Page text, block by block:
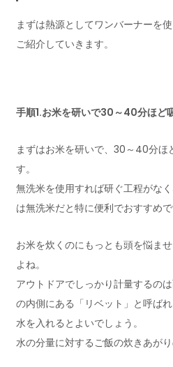
まずは熱源としてワンバーナーを
ご紹介していきます。
手順1.お米を研いで30～40分ほど
まずはお米を研いで、30～40分ほ
す。
無洗米を使用すれば研ぐ工程がな
は無洗米だと特に便利でおすすめで
お米を炊くのにもっとも頭を悩ま
よね。
アウトドアでしっかり計量するの
の内側にある「リベット」と呼ば
水を入れるとよいでしょう。
水の分量に対するご飯の炊きあが